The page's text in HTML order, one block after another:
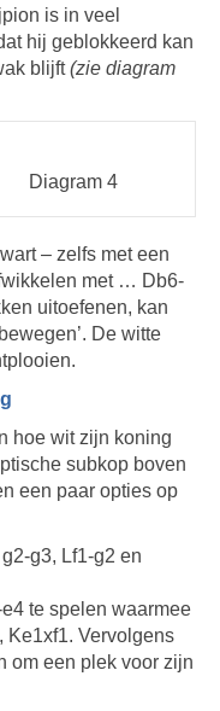
is in veel
hij geblokkeerd kan
blijft(zie diagram
Diagram 4
– zelfs met een
met … Db6-
uitoefenen, kan
De witte
hoe wit zijn koning
subkop boven
een paar opties op
g3, Lf1-g2 en
te spelen waarmee
Vervolgens
om een plek voor zijn